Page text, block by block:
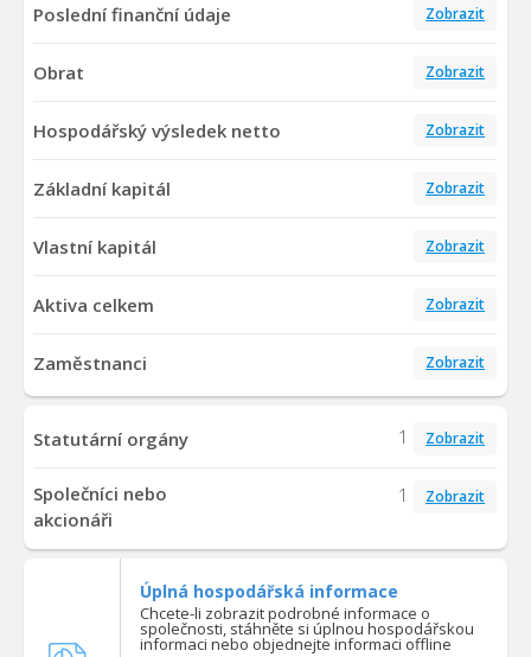
Poslední finanční údaje Zobrazit
Obrat Zobrazit
Hospodářský výsledek netto Zobrazit
Základní kapitál Zobrazit
Vlastní kapitál Zobrazit
Aktiva celkem Zobrazit
Zaměstnanci Zobrazit
Statutární orgány 1 Zobrazit
Společníci nebo
akcionáři
1 Zobrazit
Úplná hospodářská informace
Chcete-li zobrazit podrobné informace o
společnosti, stáhněte si úplnou hospodářskou
informaci nebo objednejte informaci offline